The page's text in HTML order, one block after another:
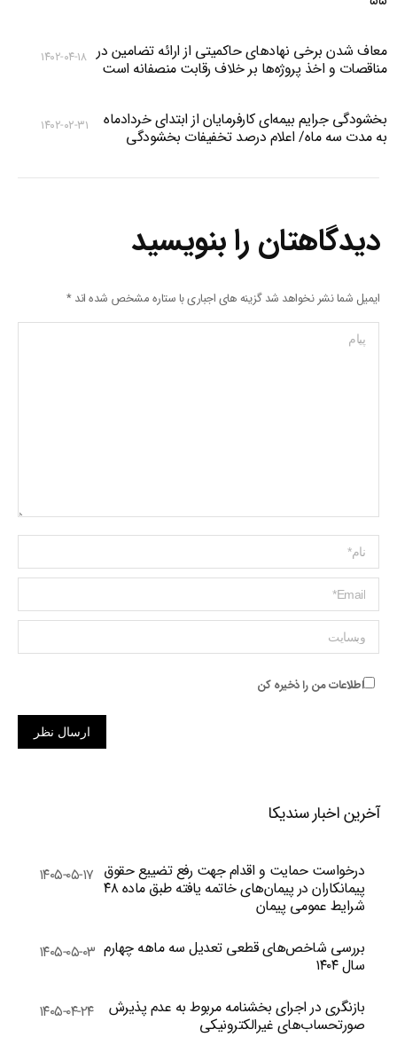
معاف شدن برخی نهادهای حاکمیتی از ارائه تضامین در
مناقصات و اخذ پروژه‌ها بر خلاف رقابت منصفانه است
۱۴۰۲-۰۴-۱۸
بخشودگی جرایم بیمه‌ای کارفرمایان از ابتدای خردادماه
به مدت سه ماه/ اعلام درصد تخفیفات بخشودگی
۱۴۰۲-۰۲-۳۱
دیدگاهتان را بنویسید
ایمیل شما نشر نخواهد شد گزینه های اجباری با ستاره مشخص شده اند*
پیام
Name *
ایمیل *
وبسایت
اطلاعات من را ذخیره کن
ارسال نظر
آخرین اخبار سندیکا
درخواست حمایت و اقدام جهت رفع تضییع حقوق
پیمانکاران در پیمان‌های خاتمه یافته طبق ماده ۴۸
شرایط عمومی پیمان
۱۴۰۵-۰۵-۱۷
بررسی شاخص‌های قطعی تعدیل سه ماهه چهارم
سال ۱۴۰۴
۱۴۰۵-۰۵-۰۳
بازنگری در اجرای بخشنامه مربوط به عدم پذیرش
صورتحساب‌های غیرالکترونیکی
۱۴۰۵-۰۴-۲۴